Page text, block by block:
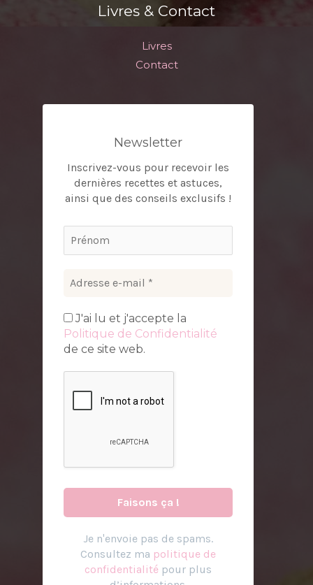
Livres & Contact
Livres
Contact
Newsletter
Inscrivez-vous pour recevoir les
dernières recettes et astuces,
ainsi que des conseils exclusifs !
J'ai lu et j'accepte la
Politique de Confidentialité
de ce site web.
Je n'envoie pas de spams.
Consultez ma politique de
confidentialité pour plus